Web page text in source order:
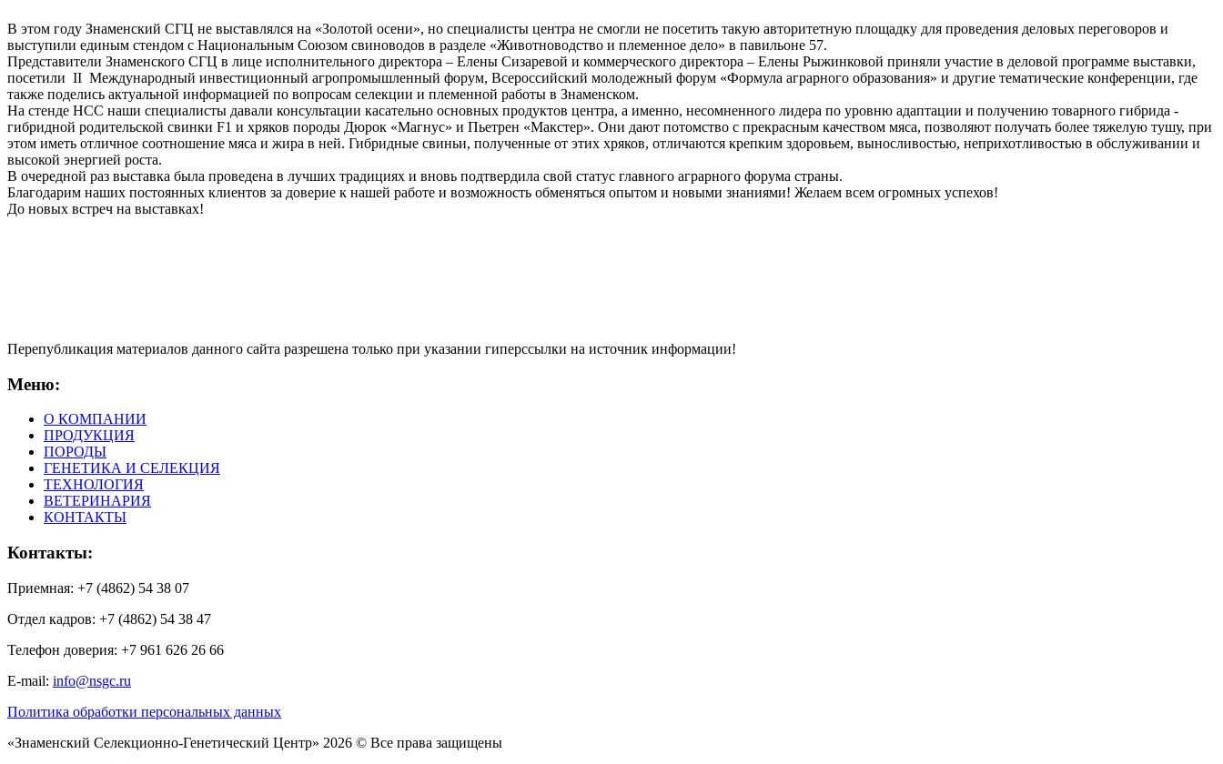
В этом году Знаменский СГЦ не выставлялся на «Золотой осени», но специалисты центра не смогли не посетить такую авторитетную площадку для проведения деловых переговоров и
выступили единым стендом с Национальным Союзом свиноводов в разделе «Животноводство и племенное дело» в павильоне 57.
Представители Знаменского СГЦ в лице исполнительного директора – Елены Сизаревой и коммерческого директора – Елены Рыжинковой приняли участие в деловой программе выставки,
посетили II Международный инвестиционный агропромышленный форум, Всероссийский молодежный форум «Формула аграрного образования» и другие тематические конференции, где
также поделись актуальной информацией по вопросам селекции и племенной работы в Знаменском.
На стенде НСС наши специалисты давали консультации касательно основных продуктов центра, а именно, несомненного лидера по уровню адаптации и получению товарного гибрида -
гибридной родительской свинки F1 и хряков породы Дюрок «Магнус» и Пьетрен «Макстер». Они дают потомство с прекрасным качеством мяса, позволяют получать более тяжелую тушу, при
этом иметь отличное соотношение мяса и жира в ней. Гибридные свиньи, полученные от этих хряков, отличаются крепким здоровьем, выносливостью, неприхотливостью в обслуживании и
высокой энергией роста.
В очередной раз выставка была проведена в лучших традициях и вновь подтвердила свой статус главного аграрного форума страны.
Благодарим наших постоянных клиентов за доверие к нашей работе и возможность обменяться опытом и новыми знаниями! Желаем всем огромных успехов!
До новых встреч на выставках!
Перепубликация материалов данного сайта разрешена только при указании гиперсcылки на источник информации!
Меню:
О КОМПАНИИ
ПРОДУКЦИЯ
ПОРОДЫ
ГЕНЕТИКА И СЕЛЕКЦИЯ
ТЕХНОЛОГИЯ
ВЕТЕРИНАРИЯ
КОНТАКТЫ
Контакты:
Приемная: +7 (4862) 54 38 07
Отдел кадров: +7 (4862) 54 38 47
Телефон доверия: +7 961 626 26 66
E-mail: info@nsgc.ru
Политика обработки персональных данных
«Знаменский Селекционно-Генетический Центр» 2026 © Все права защищены